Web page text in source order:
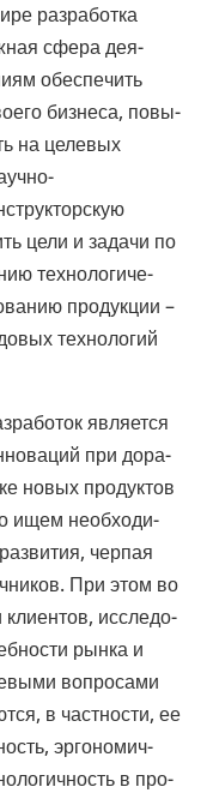
раз­ра­ботка
сфера дея­
обес­пе­чить
бизнеса, повы­
на целевых
цели и задачи по
тех­но­ло­ги­че­
про­дук­ции –
тех­но­ло­гий
явля­ется
при дора­
новых про­дук­тов
ищем необ­хо­ди­
черпая
При этом во
кли­ен­тов, иссле­до­
рынка и
вопро­сами
в част­но­сти, ее
эрго­но­мич­
в про­